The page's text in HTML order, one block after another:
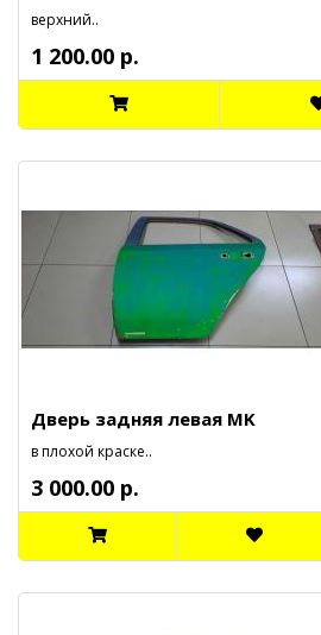
верхний..
1 200.00 р.
Дверь задняя левая MK
в плохой краске..
3 000.00 р.